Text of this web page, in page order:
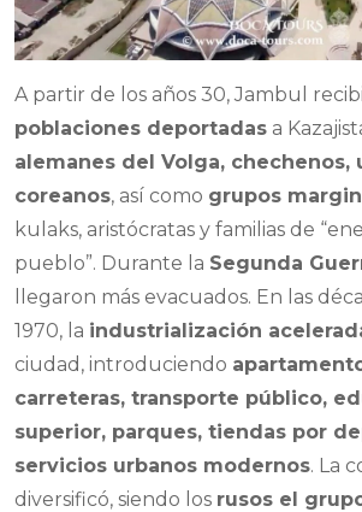
A partir de los años 30, Jambul
poblaciones deportadas a
alemanes del Volga, chechenos,
coreanos, así como grupos
kulaks, aristócratas y familias de
pueblo”. Durante la Segunda
llegaron más evacuados. En las
1970, la industrialización
ciudad, introduciendo
carreteras, transporte público,
superior, parques, tiendas por
servicios urbanos modernos. La
diversificó, siendo los rusos el